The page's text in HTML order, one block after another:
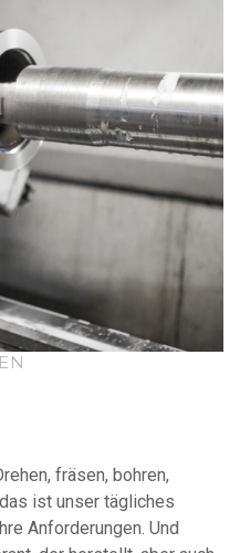
fräsen, bohren,
ist unser tägliches
Anforderungen. Und